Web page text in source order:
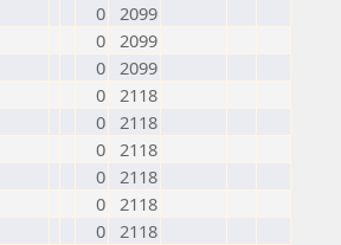
0 2099
0 2099
0 2099
0 2118
0 2118
0 2118
0 2118
0 2118
0 2118